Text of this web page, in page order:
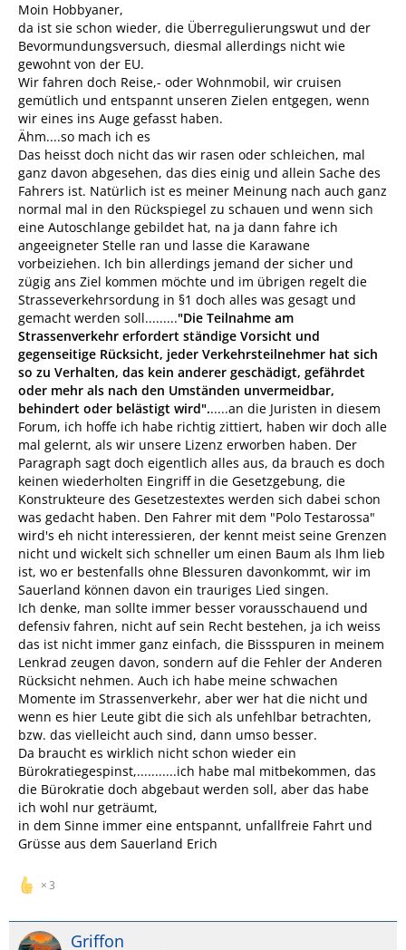
Moin Hobbyaner,
da ist sie schon wieder, die Überregulierungswut und der
Bevormundungsversuch, diesmal allerdings nicht wie
gewohnt von der EU.
Wir fahren doch Reise,- oder Wohnmobil, wir cruisen
gemütlich und entspannt unseren Zielen entgegen, wenn
wir eines ins Auge gefasst haben.
Ähm....so mach ich es
Das heisst doch nicht das wir rasen oder schleichen, mal
ganz davon abgesehen, das dies einig und allein Sache des
Fahrers ist. Natürlich ist es meiner Meinung nach auch ganz
normal mal in den Rückspiegel zu schauen und wenn sich
eine Autoschlange gebildet hat, na ja dann fahre ich
angeeigneter Stelle ran und lasse die Karawane
vorbeiziehen. Ich bin allerdings jemand der sicher und
zügig ans Ziel kommen möchte und im übrigen regelt die
Strasseverkehrsordung in §1 doch alles was gesagt und
gemacht werden soll........."Die Teilnahme am
Strassenverkehr erfordert ständige Vorsicht und
gegenseitige Rücksicht, jeder Verkehrsteilnehmer hat sich
so zu Verhalten, das kein anderer geschädigt, gefährdet
oder mehr als nach den Umständen unvermeidbar,
behindert oder belästigt wird"......an die Juristen in diesem
Forum, ich hoffe ich habe richtig zittiert, haben wir doch alle
mal gelernt, als wir unsere Lizenz erworben haben. Der
Paragraph sagt doch eigentlich alles aus, da brauch es doch
keinen wiederholten Eingriff in die Gesetzgebung, die
Konstrukteure des Gesetzestextes werden sich dabei schon
was gedacht haben. Den Fahrer mit dem "Polo Testarossa"
wird's eh nicht interessieren, der kennt meist seine Grenzen
nicht und wickelt sich schneller um einen Baum als Ihm lieb
ist, wo er bestenfalls ohne Blessuren davonkommt, wir im
Sauerland können davon ein trauriges Lied singen.
Ich denke, man sollte immer besser vorausschauend und
defensiv fahren, nicht auf sein Recht bestehen, ja ich weiss
das ist nicht immer ganz einfach, die Bissspuren in meinem
Lenkrad zeugen davon, sondern auf die Fehler der Anderen
Rücksicht nehmen. Auch ich habe meine schwachen
Momente im Strassenverkehr, aber wer hat die nicht und
wenn es hier Leute gibt die sich als unfehlbar betrachten,
bzw. das vielleicht auch sind, dann umso besser.
Da braucht es wirklich nicht schon wieder ein
Bürokratiegespinst,...........ich habe mal mitbekommen, das
die Bürokratie doch abgebaut werden soll, aber das habe
ich wohl nur geträumt,
in dem Sinne immer eine entspannt, unfallfreie Fahrt und
Grüsse aus dem Sauerland Erich
3
Griffon